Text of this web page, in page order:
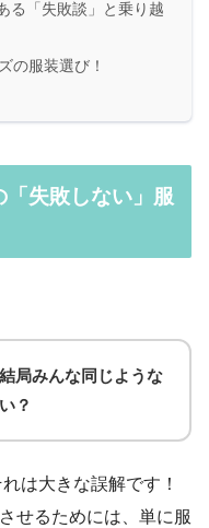
る「失敗談」と乗り越
の服装選び！
失敗しない」服
局みんな同じような
？
は大きな誤解です！
せるためには、単に服